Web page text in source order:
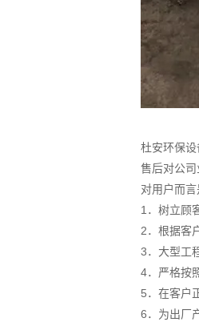
杜安环保
售后对公
对用户而
1．树立顾
2．根据客
3．大型工
4．严格按
5．在客户
6．为出厂